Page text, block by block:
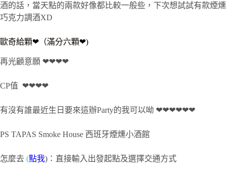
酒的話，當天點的兩款好像都比較一般些，下次想試試有款煙燻
巧克力調酒XD
歐奇給顆❤（滿分六顆❤)
再光顧意願 ❤❤❤❤
CP值 ❤❤❤❤
有沒有誰最近生日要來這辦Party的我可以呦 ❤❤❤❤❤❤
PS TAPAS Smoke House 西班牙煙燻小酒館
怎麼去 (點我)：直接輸入出發起點及選擇交通方式